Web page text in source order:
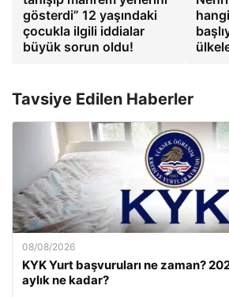
gösterdi” 12 yaşındaki
çocukla ilgili iddialar
büyük sorun oldu!
Tavsiye Edilen Haberler
08/08/2026
KYK Yurt başvuruları ne zaman?
aylık ne kadar?